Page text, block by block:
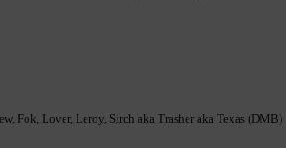
Fok, Lover, Leroy, Sirch aka Trasher aka Texas (DMB)